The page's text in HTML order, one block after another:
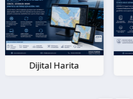
Dijital Kitap